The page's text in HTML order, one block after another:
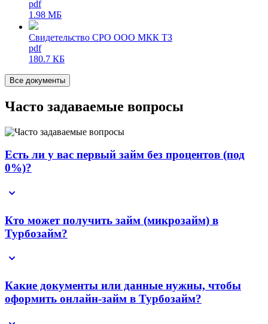
pdf
1.98 МБ
Свидетельство СРО ООО МКК ТЗ
pdf
180.7 КБ
Все документы
Часто задаваемые вопросы
Есть ли у вас первый займ без процентов (под
0%)?
Кто может получить займ (микрозайм) в
Турбозайм?
Какие документы или данные нужны, чтобы
оформить онлайн-займ в Турбозайм?